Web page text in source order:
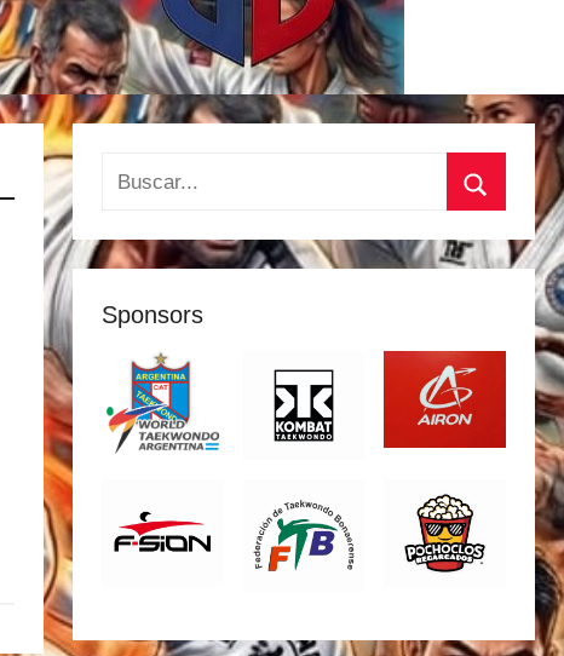
Buscar:
Buscar
Sponsors